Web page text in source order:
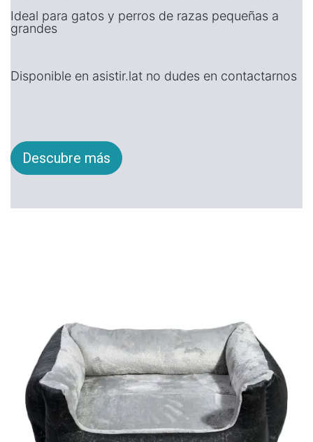
Ideal para gatos y perros de razas pequeñas a
grandes
Disponible en asistir.lat no dudes en contactarnos
Descubre más